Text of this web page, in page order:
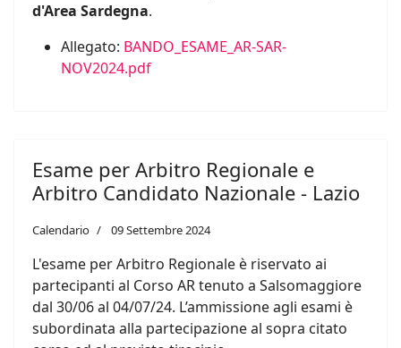
d'Area Sardegna.
Allegato: BANDO_ESAME_AR-SAR-
NOV2024.pdf
Esame per Arbitro Regionale e
Arbitro Candidato Nazionale - Lazio
Calendario 09 Settembre 2024
L'esame per Arbitro Regionale è riservato ai
partecipanti al Corso AR tenuto a Salsomaggiore
dal 30/06 al 04/07/24. L’ammissione agli esami è
subordinata alla partecipazione al sopra citato